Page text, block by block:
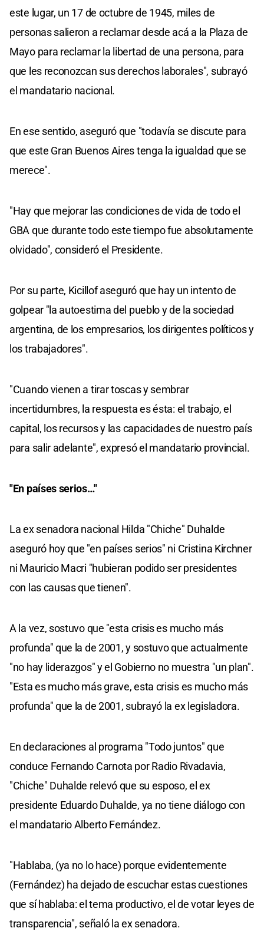
este lugar, un 17 de octubre de 1945, miles de
personas salieron a reclamar desde acá a la Plaza de
Mayo para reclamar la libertad de una persona, para
que les reconozcan sus derechos laborales", subrayó
el mandatario nacional.
En ese sentido, aseguró que "todavía se discute para
que este Gran Buenos Aires tenga la igualdad que se
merece".
"Hay que mejorar las condiciones de vida de todo el
GBA que durante todo este tiempo fue absolutamente
olvidado", consideró el Presidente.
Por su parte, Kicillof aseguró que hay un intento de
golpear "la autoestima del pueblo y de la sociedad
argentina, de los empresarios, los dirigentes políticos y
los trabajadores".
"Cuando vienen a tirar toscas y sembrar
incertidumbres, la respuesta es ésta: el trabajo, el
capital, los recursos y las capacidades de nuestro país
para salir adelante", expresó el mandatario provincial.
"En países serios…"
La ex senadora nacional Hilda "Chiche" Duhalde
aseguró hoy que "en países serios" ni Cristina Kirchner
ni Mauricio Macri "hubieran podido ser presidentes
con las causas que tienen".
A la vez, sostuvo que "esta crisis es mucho más
profunda" que la de 2001, y sostuvo que actualmente
"no hay liderazgos" y el Gobierno no muestra "un plan".
"Esta es mucho más grave, esta crisis es mucho más
profunda" que la de 2001, subrayó la ex legisladora.
En declaraciones al programa "Todo juntos" que
conduce Fernando Carnota por Radio Rivadavia,
"Chiche" Duhalde relevó que su esposo, el ex
presidente Eduardo Duhalde, ya no tiene diálogo con
el mandatario Alberto Fernández.
"Hablaba, (ya no lo hace) porque evidentemente
(Fernández) ha dejado de escuchar estas cuestiones
que sí hablaba: el tema productivo, el de votar leyes de
transparencia", señaló la ex senadora.